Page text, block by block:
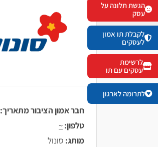
חבר אמון הציבור מתאריך:
טלפון:~
מותג: סונול
הגשת תלונה על
עסק
לקבלת תו אמון
לעסקים
לתרומה לארגון
לרשימת
עסקים עם תו